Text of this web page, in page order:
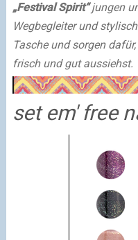
„Festival Spirit“jungen
Wegbegleiter und
Tasche und sorgen
frisch und gut aussiehst.
set em' free